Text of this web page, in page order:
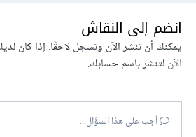
انضم إلى النقاش
يمكنك أن تنشر الآن وتسجل لاحقًا. إذا كان
الآنلتنشر باسم حسابك.
أجب على هذا السؤال...